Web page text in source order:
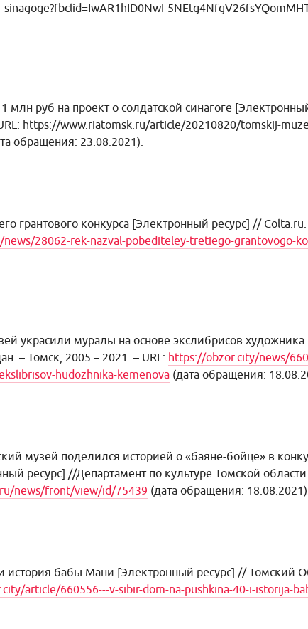
руб на проект о солдатской синагоге
https://www.riatomsk.ru/article/20210820/tomskij-
обращения: 23.08.2021).
грантового конкурса [Электронный ресурс] //
28062-rek-nazval-pobediteley-tretiego-grantovogo-
украсили муралы на основе экслибрисов
– Томск, 2005 – 2021. – URL: https://obzor.city/news/
hudozhnika-kemenova (дата обращения:
музей поделился историей о «баяне-бойце» в
ресурс] //Департамент по культуре Томской
news/front/view/id/75439 (дата обращения:
история бабы Мани [Электронный ресурс] // Томский
article/660556---v-sibir-dom-na-pushkina-40-i-istorija-